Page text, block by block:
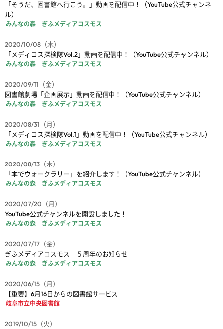
「そうだ、図書館へ行こう。」動画を配信中！（YouTube公式チャンネ
ル）
みんなの森 ぎふメディアコスモス
2020/10/08（木）
「メディコス探検隊Vol.2」動画を配信中！（YouTube公式チャンネル）
みんなの森 ぎふメディアコスモス
2020/09/11（金）
図書館劇場「企画展示」動画を配信中！（YouTube公式チャンネル）
みんなの森 ぎふメディアコスモス
2020/08/31（月）
「メディコス探検隊Vol.1」動画を配信中！（YouTube公式チャンネル）
みんなの森 ぎふメディアコスモス
2020/08/13（木）
「本でウォークラリー」を紹介します！（YouTube公式チャンネル）
みんなの森 ぎふメディアコスモス
2020/07/20（月）
YouTube公式チャンネルを開設しました！
みんなの森 ぎふメディアコスモス
2020/07/17（金）
ぎふメディアコスモス ５周年のお知らせ
みんなの森 ぎふメディアコスモス
2020/06/15（月）
【重要】6月16日からの図書館サービス
岐阜市立中央図書館
2019/10/15（火）